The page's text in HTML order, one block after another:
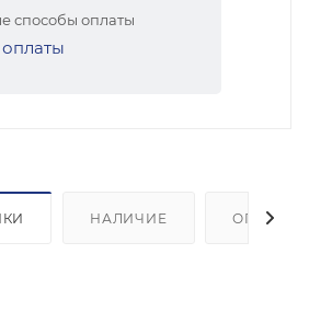
способы оплаты
НАЛИЧИЕ ОПЛАТА